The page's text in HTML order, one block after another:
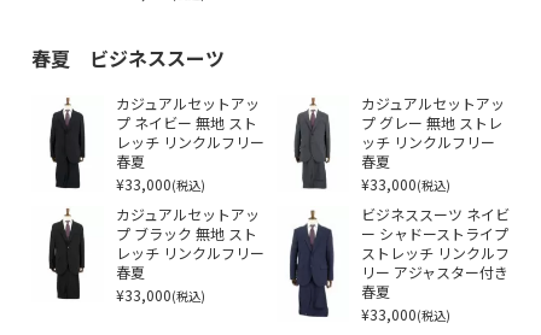
春夏 ビジネススーツ
カジュアルセットアッ
プ ネイビー 無地 スト
レッチ リンクルフリー
春夏
¥33,000(税込)
カジュアルセットアッ
プ グレー 無地 ストレ
ッチ リンクルフリー
春夏
¥33,000(税込)
カジュアルセットアッ
プ ブラック 無地 スト
レッチ リンクルフリー
春夏
¥33,000(税込)
ビジネススーツ ネイビ
ー シャドーストライプ
ストレッチ リンクルフ
リー アジャスター付き
春夏
¥33,000(税込)